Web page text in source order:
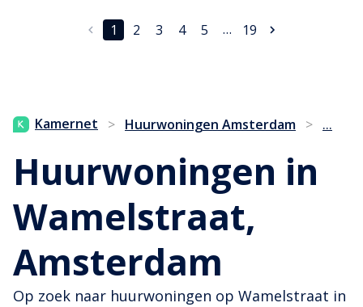
1 2 3 4 5 … 19
Kamernet > Huurwoningen Amsterdam > ...
Huurwoningen in
Wamelstraat,
Amsterdam
Op zoek naar huurwoningen op Wamelstraat in